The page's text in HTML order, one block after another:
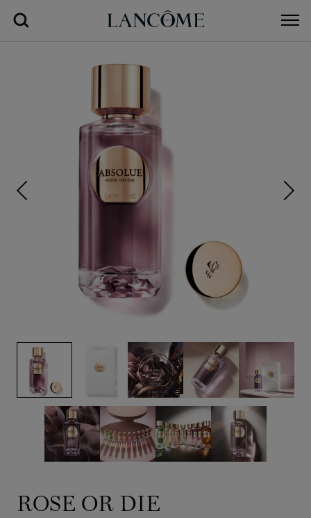
ROSE OR DIE